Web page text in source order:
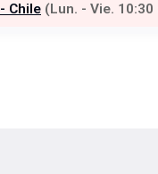
Chile (Lun. - Vie.